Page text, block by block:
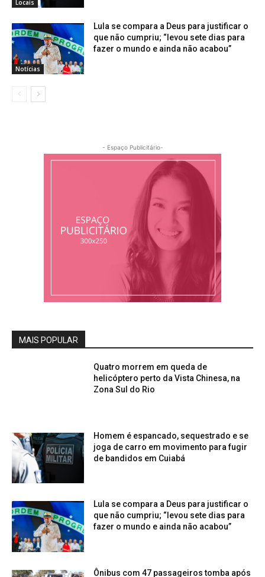
Locais
Notícias
Lula se compara a Deus para justificar o
que não cumpriu; “levou sete dias para
fazer o mundo e ainda não acabou”
- Espaço Publicitário-
MAIS POPULAR
Quatro morrem em queda de
helicóptero perto da Vista Chinesa, na
Zona Sul do Rio
Homem é espancado, sequestrado e se
joga de carro em movimento para fugir
de bandidos em Cuiabá
Lula se compara a Deus para justificar o
que não cumpriu; “levou sete dias para
fazer o mundo e ainda não acabou”
Ônibus com 47 passageiros tomba após